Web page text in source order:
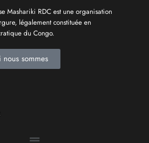
nous?
Mashariki RDC est une organisation
légalement constituée en
du Congo.